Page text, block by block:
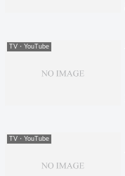
TV・YouTube
TV・YouTube